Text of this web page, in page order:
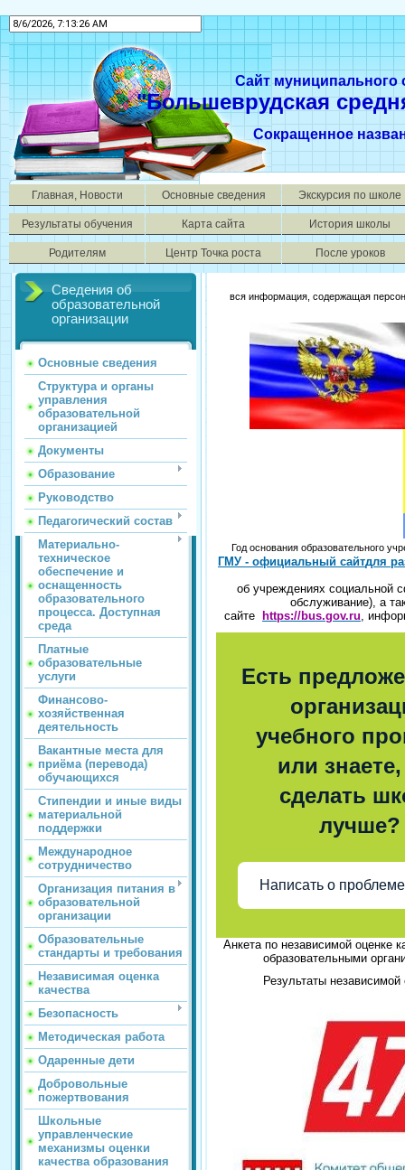
Сайт муниципального
"Большеврудская
Сокращенное
Главная, Новости Основные сведения Экскурсия по школе
Результаты обучения Карта сайта История школы
Родителям Центр Точка роста После уроков
Сведения об
образовательной
организации
Основные сведения
Структура и органы
управления
образовательной
организацией
Документы
Образование
Руководство
Педагогический состав
Материально-
техническое
обеспечение и
оснащенность
образовательного
процесса. Доступная
среда
Платные
образовательные
услуги
Финансово-
хозяйственная
деятельность
Вакантные места для
приёма (перевода)
обучающихся
Стипендии и иные виды
материальной
поддержки
Международное
сотрудничество
Организация питания в
образовательной
организации
Образовательные
стандарты и требования
Независимая оценка
качества
Безопасность
Методическая работа
Одаренные дети
Добровольные
пожертвования
Школьные
управленческие
механизмы оценки
качества образования
вся информация, содержащая
Год основания образовательного
ГМУ - официальный сайтдля
об учреждениях социальной
обслуживание), а
сайте
https://bus.gov.ru
Есть
учебного
или знаете,
сделать
лучше?
Написать о проблеме
Анкета по независимой оценке
образовательными
Результаты